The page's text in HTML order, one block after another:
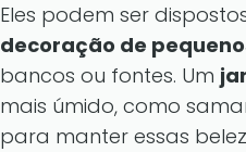
Eles podem ser
decoração de
bancos ou fontes. Um
mais úmido, como
para manter essas